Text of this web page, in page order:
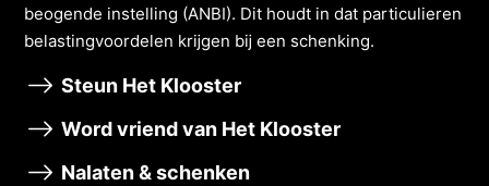
beogende instelling (ANBI). Dit houdt in dat particulieren
belastingvoordelen krĳgen bĳ een schenking.
Steun Het Klooster
Word vriend van Het Klooster
Nalaten & schenken